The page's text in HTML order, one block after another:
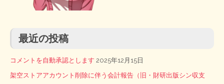
最近の投稿
コメントを自動承認とします 2025年12月15日
架空ストアアカウント削除に伴う会計報告（旧・財研出版シン収支